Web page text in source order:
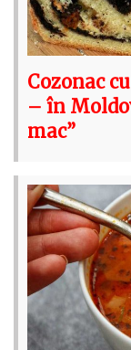
Cozonac
– în
mac”